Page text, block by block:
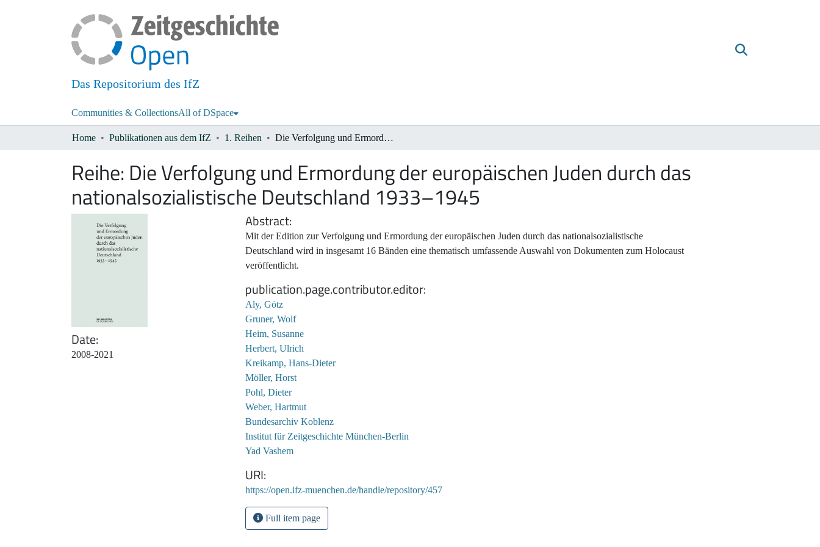
Das Repositorium des IfZ
Communities & CollectionsAll of DSpace
Home Publikationen aus dem IfZ 1. Reihen Die Verfolgung und Ermordung der europäischen Juden durch das nationalsozialistische Deutschland 1933–1945
Reihe: Die Verfolgung und Ermordung der europäischen Juden durch das
nationalsozialistische Deutschland 1933–1945
Date
2008-2021
Abstract
Mit der Edition zur Verfolgung und Ermordung der europäischen Juden durch das nationalsozialistische
Deutschland wird in insgesamt 16 Bänden eine thematisch umfassende Auswahl von Dokumenten zum Holocaust
veröffentlicht.
publication.page.contributor.editor
Aly, Götz
Gruner, Wolf
Heim, Susanne
Herbert, Ulrich
Kreikamp, Hans-Dieter
Möller, Horst
Pohl, Dieter
Weber, Hartmut
Bundesarchiv Koblenz
Institut für Zeitgeschichte München-Berlin
Yad Vashem
URI
https://open.ifz-muenchen.de/handle/repository/457
Full item page